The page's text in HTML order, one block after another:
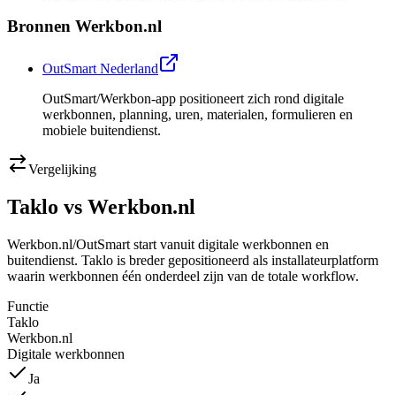
Bronnen Werkbon.nl
OutSmart Nederland
OutSmart/Werkbon-app positioneert zich rond digitale
werkbonnen, planning, uren, materialen, formulieren en
mobiele buitendienst.
Vergelijking
Taklo vs Werkbon.nl
Werkbon.nl/OutSmart start vanuit digitale werkbonnen en
buitendienst. Taklo is breder gepositioneerd als installateurplatform
waarin werkbonnen één onderdeel zijn van de totale workflow.
Functie
Taklo
Werkbon.nl
Digitale werkbonnen
Ja